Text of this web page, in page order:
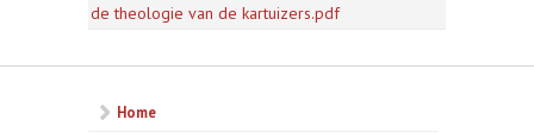
de theologie van de kartuizers.pdf
Home